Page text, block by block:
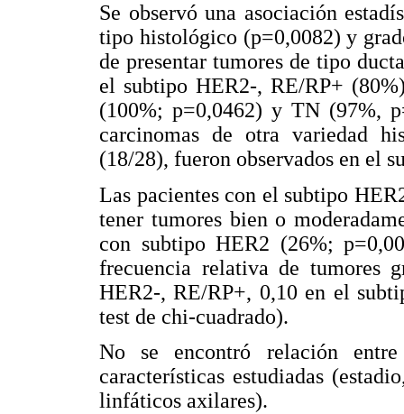
Se observó una asociación
tipo histológico (p=0,0082) y
de presentar tumores de tipo
el subtipo HER2-, RE/RP+
(100%; p=0,0462) y TN (97%,
carcinomas de otra variedad
(18/28), fueron observados en el
Las pacientes con el subtipo
tener tumores bien o
con subtipo HER2 (26%;
frecuencia relativa de tumores
HER2-, RE/RP+, 0,10 en el
test de chi-cuadrado).
No se encontró relación
características estudiadas
linfáticos axilares).